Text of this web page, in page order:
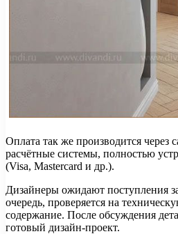
Оплата так же производится через
расчётные системы, полностью
(Visa, Mastercard и др.).
Дизайнеры ожидают поступления
очередь, проверяется на
содержание. После обсуждения
готовый дизайн-проект.